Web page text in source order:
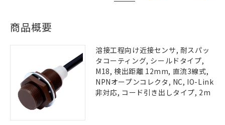
商品概要
溶接工程向け近接センサ, 耐スパッ
タコーティング, シールドタイプ,
M18, 検出距離 12mm, 直流3線式,
NPNオープンコレクタ, NC, IO-Link
非対応, コード引き出しタイプ, 2m